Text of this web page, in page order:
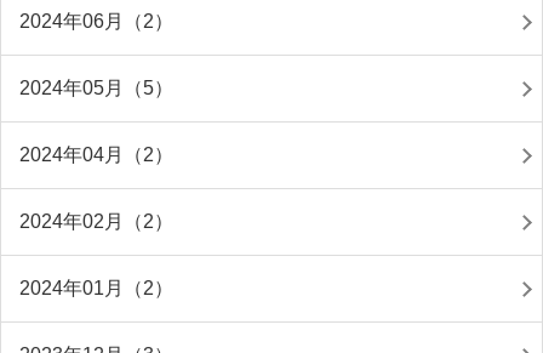
2024年06月（2）
2024年05月（5）
2024年04月（2）
2024年02月（2）
2024年01月（2）